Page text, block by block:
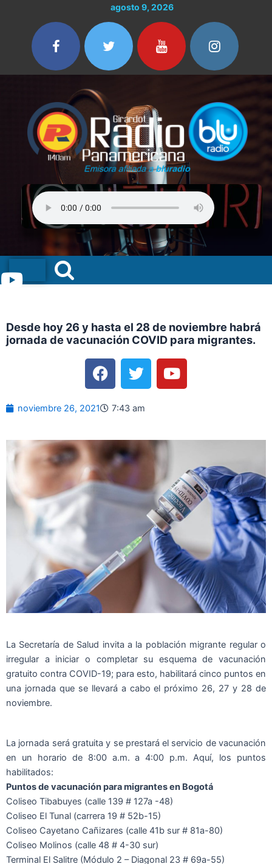
contenido
agosto 9, 2026
Menu
Desde hoy 26 y hasta el 28 de noviembre habrá
jornada de vacunación COVID para migrantes.
F
a
c
e
o
k
T
w
i
t
r
Y
o
u
noviembre 26, 2021 7:43 am
La Secretaría de Salud invita a la población migrante regular o
irregular a iniciar o completar su esquema de vacunación
gratuito contra COVID-19; para esto, habilitará cinco puntos en
una jornada que se llevará a cabo el próximo 26, 27 y 28 de
noviembre.
La jornada será gratuita y se prestará el servicio de vacunación
en un horario de 8:00 a.m. a 4:00 p.m. Aquí, los puntos
habilitados:
Puntos de vacunación para migrantes en Bogotá
Coliseo Tibabuyes (calle 139 # 127a -48)
Coliseo El Tunal (carrera 19 # 52b-15)
Coliseo Cayetano Cañizares (calle 41b sur # 81a-80)
Coliseo Molinos (calle 48 # 4-30 sur)
Terminal El Salitre (Módulo 2 – Diagonal 23 # 69a-55)